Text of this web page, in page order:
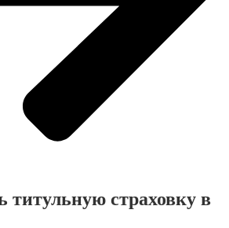
титульную страховку в